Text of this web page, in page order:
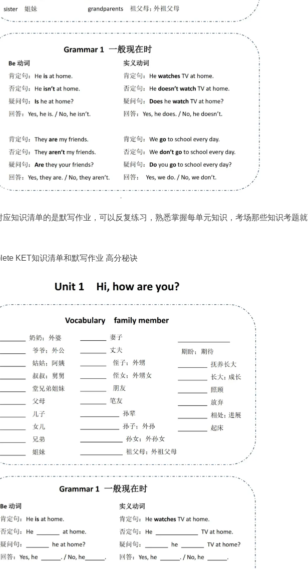
应知识清单的是默写作业，可以反复练习，熟悉掌握每单元知识，考场那些知识考题
KET知识清单和默写作业 高分秘诀